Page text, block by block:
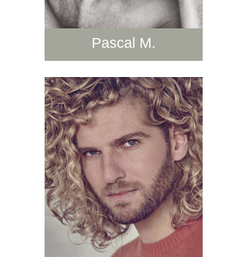
Pascal M.